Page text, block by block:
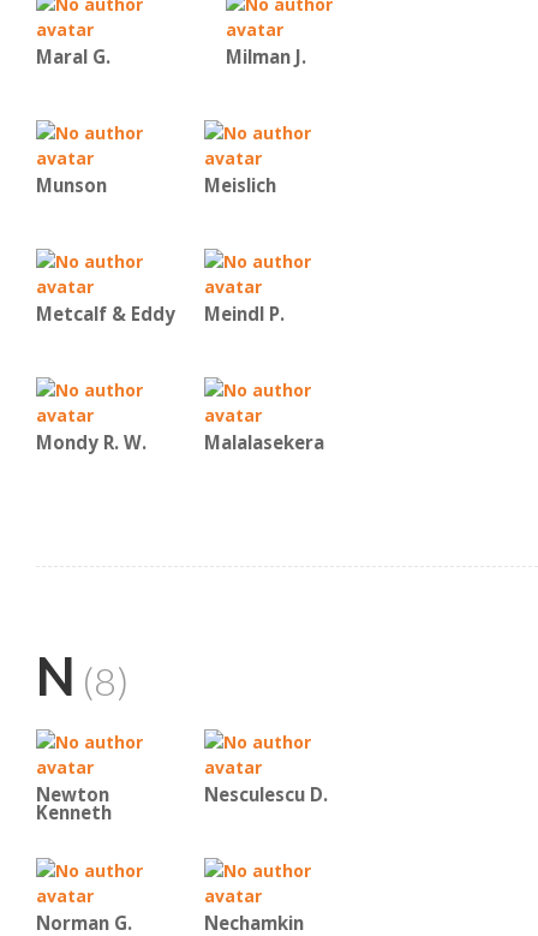
Maral G. Milman J.
Munson Meislich
Metcalf & Eddy Meindl P.
Mondy R. W. Malalasekera
N (8)
Newton
Kenneth
Nesculescu D.
Norman G. Nechamkin